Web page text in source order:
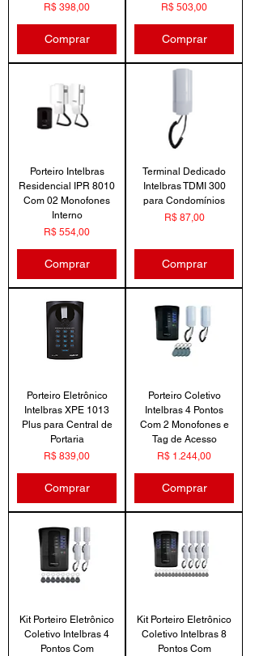
Preço
R$ 398,00
Comprar
Preço
R$ 503,00
Comprar
Porteiro Intelbras
Residencial IPR 8010
Com 02 Monofones
Interno
Preço
R$ 554,00
Comprar
Terminal Dedicado
Intelbras TDMI 300
para Condomínios
Preço
R$ 87,00
Comprar
Porteiro Eletrônico
Intelbras XPE 1013
Plus para Central de
Portaria
Preço
R$ 839,00
Comprar
Porteiro Coletivo
Intelbras 4 Pontos
Com 2 Monofones e
Tag de Acesso
Preço
R$ 1.244,00
Comprar
Kit Porteiro Eletrônico
Coletivo Intelbras 4
Pontos Com
Kit Porteiro Eletrônico
Coletivo Intelbras 8
Pontos Com